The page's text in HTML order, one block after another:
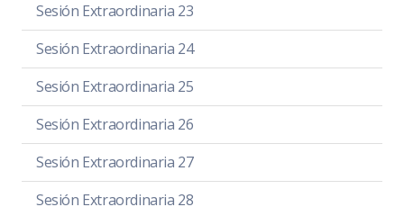
Sesión Extraordinaria 23
Sesión Extraordinaria 24
Sesión Extraordinaria 25
Sesión Extraordinaria 26
Sesión Extraordinaria 27
Sesión Extraordinaria 28